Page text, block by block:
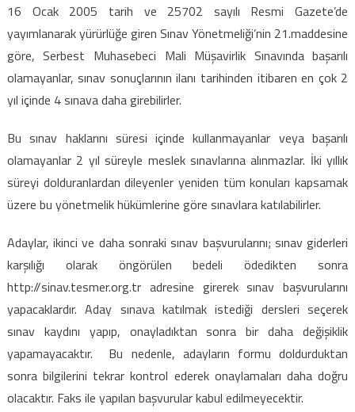
16 Ocak 2005 tarih ve 25702 sayılı Resmi Gazete’de
yayımlanarak yürürlüğe giren Sınav Yönetmeliği’nin 21.maddesine
göre, Serbest Muhasebeci Mali Müşavirlik Sınavında başarılı
olamayanlar, sınav sonuçlarının ilanı tarihinden itibaren en çok 2
yıl içinde 4 sınava daha girebilirler.
Bu sınav haklarını süresi içinde kullanmayanlar veya başarılı
olamayanlar 2 yıl süreyle meslek sınavlarına alınmazlar. İki yıllık
süreyi dolduranlardan dileyenler yeniden tüm konuları kapsamak
üzere bu yönetmelik hükümlerine göre sınavlara katılabilirler.
Adaylar, ikinci ve daha sonraki sınav başvurularını; sınav giderleri
karşılığı olarak öngörülen bedeli ödedikten sonra
http://sinav.tesmer.org.tr adresine girerek sınav başvurularını
yapacaklardır. Aday sınava katılmak istediği dersleri seçerek
sınav kaydını yapıp, onayladıktan sonra bir daha değişiklik
yapamayacaktır. Bu nedenle, adayların formu doldurduktan
sonra bilgilerini tekrar kontrol ederek onaylamaları daha doğru
olacaktır. Faks ile yapılan başvurular kabul edilmeyecektir.